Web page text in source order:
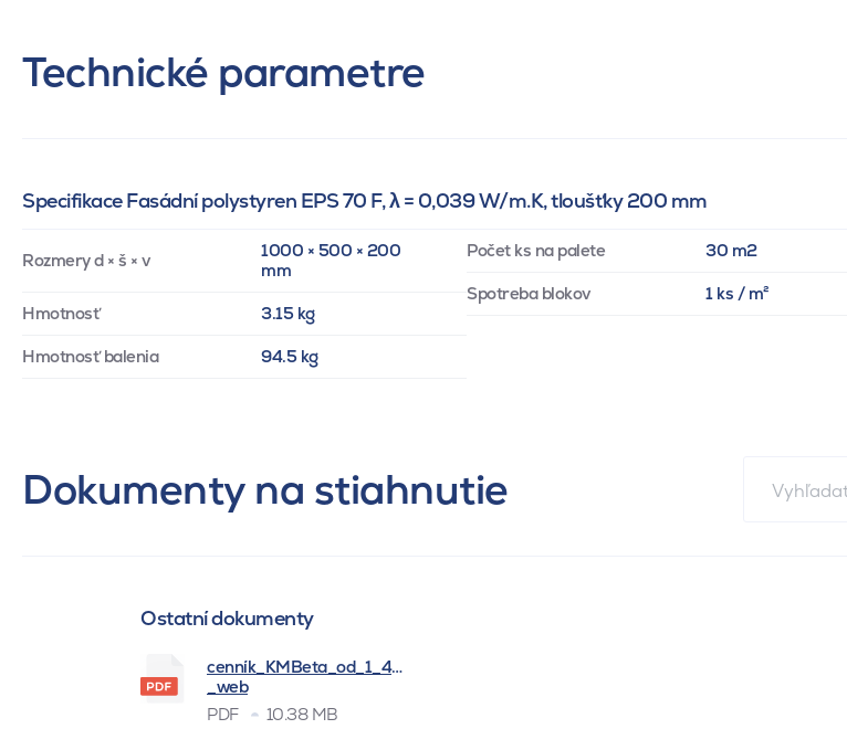
Technické parametre
Specifikace Fasádní polystyren EPS 70 F, λ = 0,039 W/m.K, tloušťky 200 mm
Rozmery d × š × v
1000 × 500 × 200
mm
Hmotnosť 3.15 kg
Hmotnosť balenia 94.5 kg
Počet ks na palete 30 m2
Spotreba blokov 1 ks / m²
Dokumenty na stiahnutie
Ostatní dokumenty
cenník_KMBeta_od_1_4_2026
_web
PDF
10.38 MB